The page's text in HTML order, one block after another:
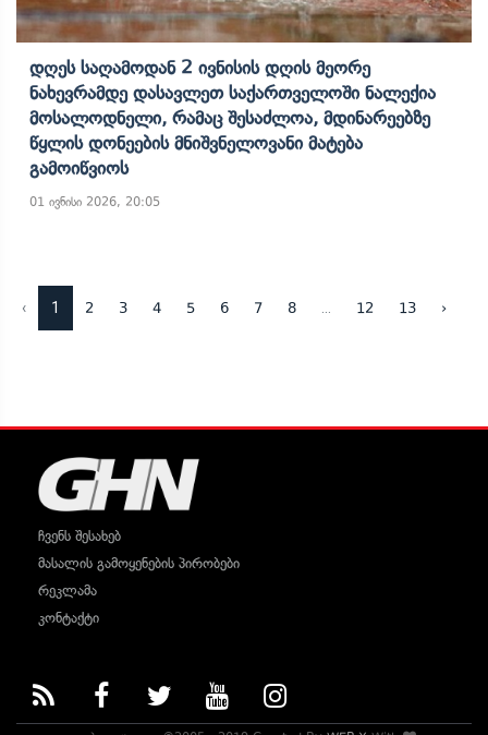
Დღეს Საღამოდან 2 Ივნისის Დღის Მეორე
Ნახევრამდე Დასავლეთ Საქართველოში Ნალექია
Მოსალოდნელი, Რამაც Შესაძლოა, Მდინარეებზე
Წყლის Დონეების Მნიშვნელოვანი Მატება
Გამოიწვიოს
01 ივნისი 2026, 20:05
‹ 1 2 3 4 5 6 7 8 12 13 ›
ჩვენს შესახებ
მასალის გამოყენების პირობები
რეკლამა
კონტაქტი